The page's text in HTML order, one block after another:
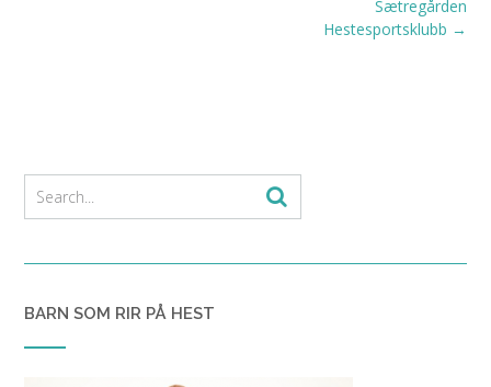
Sætregården
Hestesportsklubb →
BARN SOM RIR PÅ HEST